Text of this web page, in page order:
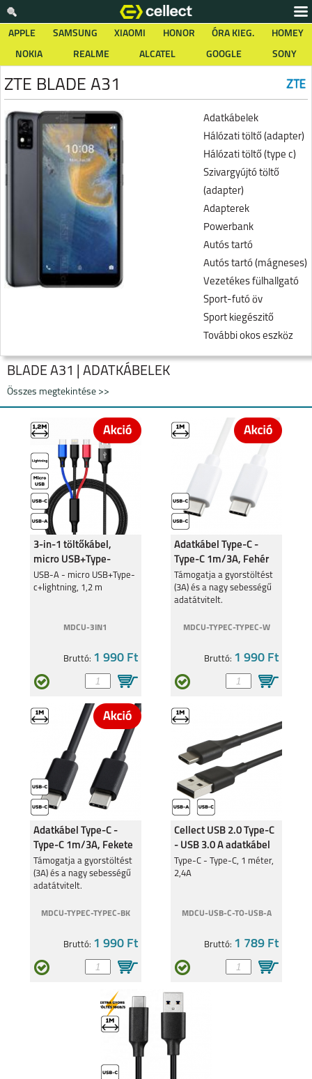
APPLE SAMSUNG XIAOMI HONOR ÓRA KIEG.
HOMEY
NOKIA
REALME ALCATEL GOOGLE SONY
ZTE BLADE A31
Adatkábelek
Hálózati töltő (adapter)
Hálózati töltő (type c)
Szivargyújtó töltő
(adapter)
Adapterek
Powerbank
Autós tartó
Autós tartó (mágneses)
Vezetékes fülhallgató
Sport-futó öv
Sport kiegészitő
További okos eszköz
ZTE BLADE V50 BLADE A31
BLADE A31 | ADATKÁBELEK
Összes megtekintése >>
3-in-1 töltőkábel,
micro USB+Type-
c+lightning
USB-A - micro USB+Type-
c+lightning, 1,2 m
MDCU-3IN1
Bruttó: 1 990 Ft
Adatkábel Type-C -
Type-C 1m/3A, Fehér
Támogatja a gyorstöltést
(3A) és a nagy sebességű
adatátvitelt.
MDCU-TYPEC-TYPEC-W
Bruttó: 1 990 Ft
Adatkábel Type-C -
Type-C 1m/3A, Fekete
Támogatja a gyorstöltést
(3A) és a nagy sebességű
adatátvitelt.
MDCU-TYPEC-TYPEC-BK
Bruttó: 1 990 Ft
Cellect USB 2.0 Type-C
- USB 3.0 A adatkábel
Type-C - Type-C, 1 méter,
2,4A
MDCU-USB-C-TO-USB-A
Bruttó: 1 789 Ft